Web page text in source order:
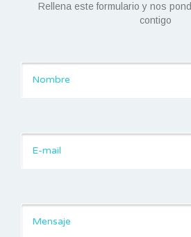
Rellena este formulario y nos
contigo